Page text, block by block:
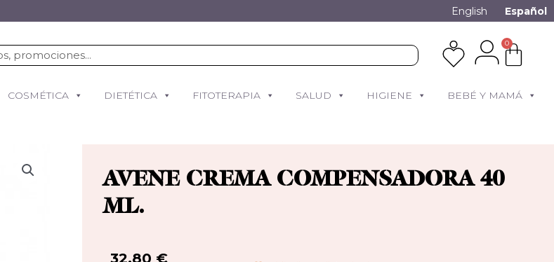
English Español
0
COSMÉTICA DIETÉTICA FITOTERAPIA SALUD HIGIENE BEBÉ Y MAMÁ
AVENE CREMA COMPENSADORA 40
ML.
32,80 €